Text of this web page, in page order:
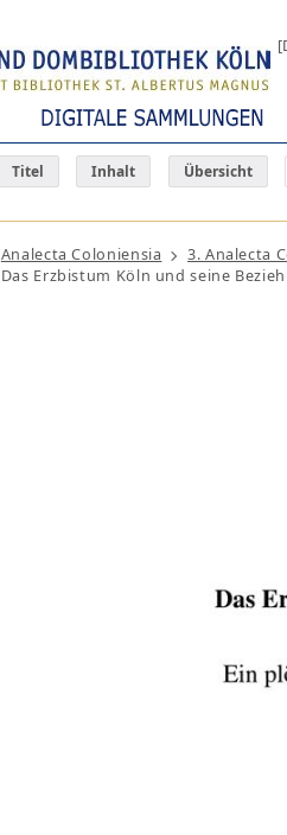
Titel Inhalt Übersicht
Analecta Coloniensia
3. Analecta
Das Erzbistum Köln und seine